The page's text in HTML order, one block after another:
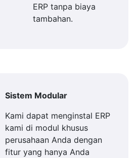
ERP tanpa biaya
tambahan.
Sistem Modular
Kami dapat menginstal ERP
kami di modul khusus
perusahaan Anda dengan
fitur yang hanya Anda